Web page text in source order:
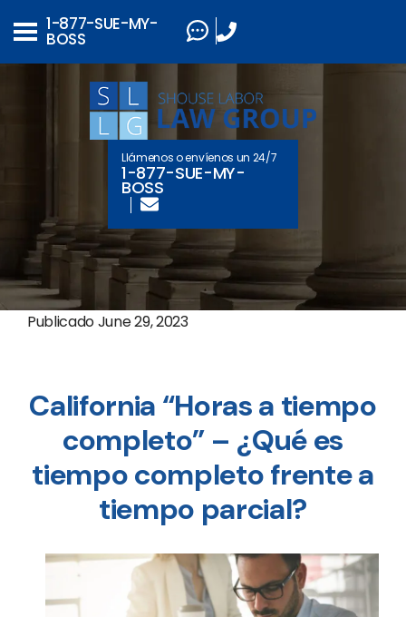
Llámenos o envíenos un 24/7
1-877-SUE-MY-
BOSS
PublicadoJune 29, 2023
California “Horas a tiempo
completo” – ¿Qué es
tiempo completo frente a
tiempo parcial?
1-877-SUE-MY-
BOSS